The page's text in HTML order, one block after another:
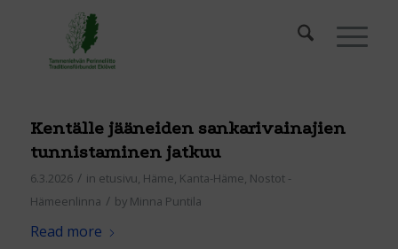
Kentälle jääneiden sankarivainajien
tunnistaminen jatkuu
6.3.2026 / in etusivu, Häme, Kanta-Häme, Nostot -
Hämeenlinna / by Minna Puntila
Read more